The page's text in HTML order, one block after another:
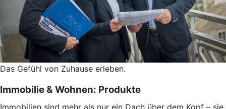
Das Gefühl von Zuhause erleben.
Immobilie & Wohnen: Produkte
Immobilien sind mehr als nur ein Dach über dem Kopf – sie